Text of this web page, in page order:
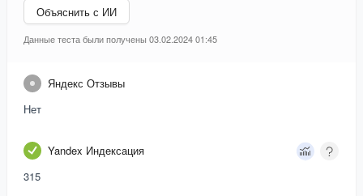
Объяснить с ИИ
Данные теста были получены 03.02.2024 01:45
Яндекс Отзывы
Нет
Yandex Индексация
315